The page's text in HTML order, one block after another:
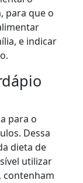
para que o
e indicar
para o
Dessa
dieta de
utilizar
contenham